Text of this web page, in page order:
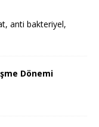
anti bakteriyel,
Dönemi